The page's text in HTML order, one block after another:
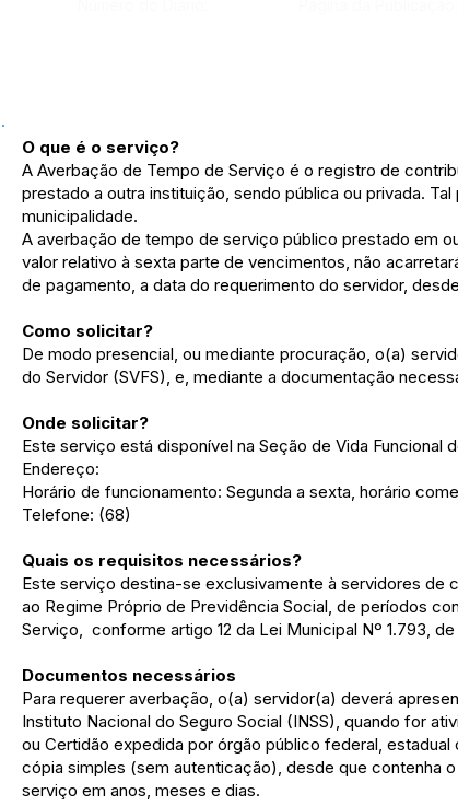
O que é o serviço?
A Averbação de Tempo de Serviço é o registro de
prestado a outra instituição, sendo pública ou privada.
municipalidade.
A averbação de tempo de serviço público prestado em
valor relativo à sexta parte de vencimentos, não
de pagamento, a data do requerimento do servidor,
Como solicitar?
De modo presencial, ou mediante procuração, o(a)
do Servidor (SVFS), e, mediante a documentação
Onde solicitar?
Este serviço está disponível na Seção de Vida Funcional
Endereço:
Horário de funcionamento: Segunda a sexta, horário
Telefone: (68)
Quais os requisitos necessários?
Este serviço destina-se exclusivamente à servidores de
ao Regime Próprio de Previdência Social, de períodos
Serviço, conforme artigo 12 da Lei Municipal Nº 1.793,
Documentos necessários
Para requerer averbação, o(a) servidor(a) deverá
Instituto Nacional do Seguro Social (INSS), quando for
ou Certidão expedida por órgão público federal,
cópia simples (sem autenticação), desde que contenha
serviço em anos, meses e dias.